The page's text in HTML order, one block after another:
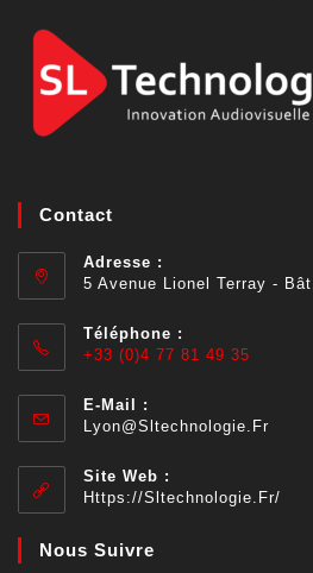
Contact
Adresse :
5 Avenue Lionel Terray -
Téléphone :
+33 (0)4 77 81 49 35
E-Mail :
Lyon@sltechnologie.fr
Site Web :
Https://sltechnologie.fr/
Nous Suivre